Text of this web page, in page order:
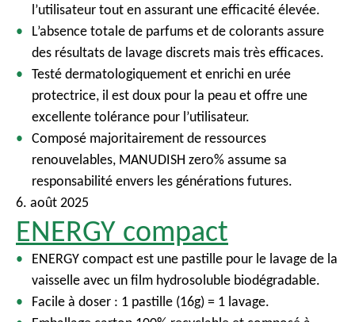
l’utilisateur tout en assurant une efficacité élevée.
L’absence totale de parfums et de colorants assure
des résultats de lavage discrets mais très efficaces.
Testé dermatologiquement et enrichi en urée
protectrice, il est doux pour la peau et offre une
excellente tolérance pour l’utilisateur.
Composé majoritairement de ressources
renouvelables, MANUDISH zero% assume sa
responsabilité envers les générations futures.
6. août 2025
ENERGY compact
ENERGY compact est une pastille pour le lavage de la
vaisselle avec un film hydrosoluble biodégradable.
Facile à doser : 1 pastille (16g) = 1 lavage.